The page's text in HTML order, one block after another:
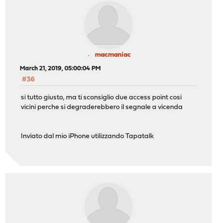
macmaniac
March 21, 2019, 05:00:04 PM
#36
si tutto giusto, ma ti sconsiglio due access point cosi
vicini perche si degraderebbero il segnale a vicenda
Inviato dal mio iPhone utilizzando Tapatalk